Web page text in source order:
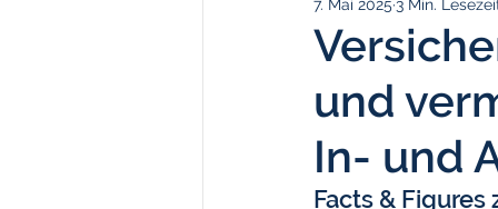
Arbeitskraft & Einkommen
Rechtschutz Dies & Das
Sozialversicherungen
und
In- und
7. Mai 2025 3 Min.
Facts &